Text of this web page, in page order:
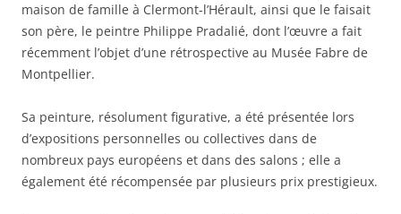
maison de famille à Clermont-l’Hérault, ainsi que le faisait
son père, le peintre Philippe Pradalié, dont l’œuvre a fait
récemment l’objet d’une rétrospective au Musée Fabre de
Montpellier.
Sa peinture, résolument figurative, a été présentée lors
d’expositions personnelles ou collectives dans de
nombreux pays européens et dans des salons ; elle a
également été récompensée par plusieurs prix prestigieux.